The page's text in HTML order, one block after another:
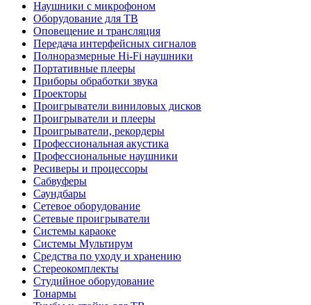
Наушники с микрофоном
Оборудование для ТВ
Оповещение и трансляция
Передача интерфейсных сигналов
Полноразмерные Hi-Fi наушники
Портативные плееры
Приборы обработки звука
Проекторы
Проигрыватели виниловых дисков
Проигрыватели и плееры
Проигрыватели, рекордеры
Профессиональная акустика
Профессиональные наушники
Ресиверы и процессоры
Сабвуферы
Саундбары
Сетевое оборудование
Сетевые проигрыватели
Системы караоке
Системы Мультирум
Средства по уходу и хранению
Стереокомплекты
Студийное оборудование
Тонармы